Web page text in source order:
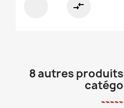
compare_arrows
8 autres